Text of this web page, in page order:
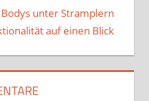
unter Stramplern
auf einen Blick